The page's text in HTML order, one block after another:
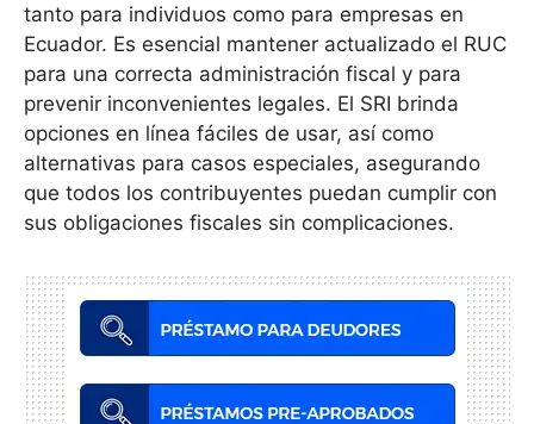
tanto para individuos como para empresas en
Ecuador. Es esencial mantener actualizado el RUC
para una correcta administración fiscal y para
prevenir inconvenientes legales. El SRI brinda
opciones en línea fáciles de usar, así como
alternativas para casos especiales, asegurando
que todos los contribuyentes puedan cumplir con
sus obligaciones fiscales sin complicaciones.